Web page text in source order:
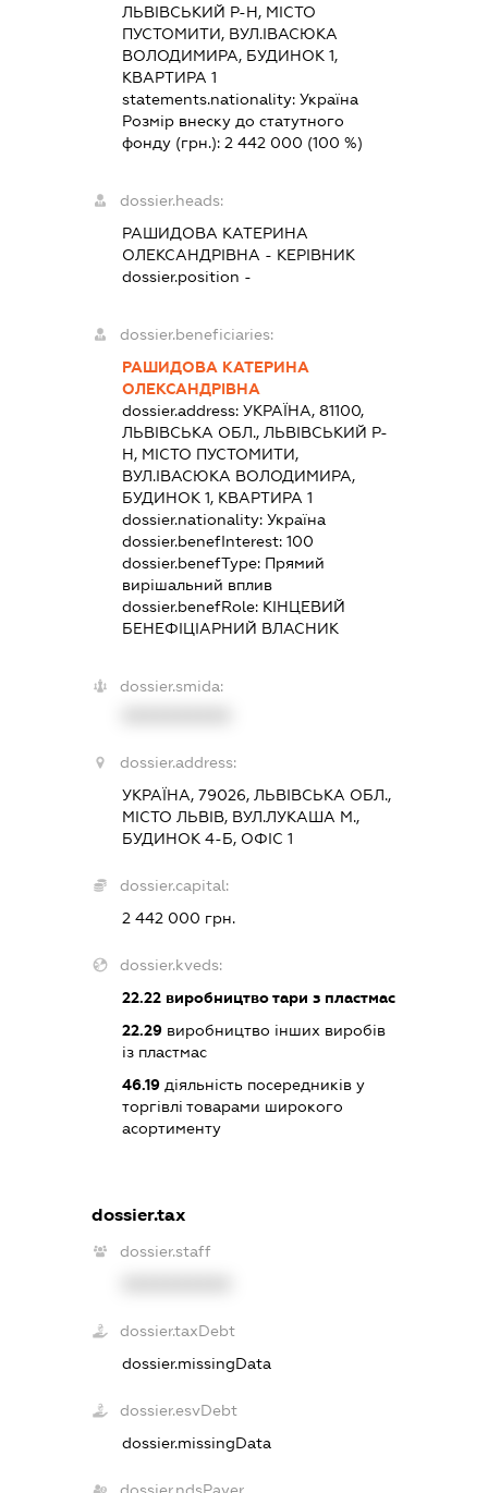
ЛЬВІВСЬКИЙ Р-Н, МІСТО
ПУСТОМИТИ, ВУЛ.ІВАСЮКА
ВОЛОДИМИРА, БУДИНОК 1,
КВАРТИРА 1
statements.nationality: Україна
Розмір внеску до статутного
фонду (грн.): 2 442 000 (100 %)
dossier.heads:
РАШИДОВА КАТЕРИНА
ОЛЕКСАНДРІВНА - КЕРІВНИК
dossier.position -
dossier.beneficiaries:
РАШИДОВА КАТЕРИНА
ОЛЕКСАНДРІВНА
dossier.address: УКРАЇНА, 81100,
ЛЬВІВСЬКА ОБЛ., ЛЬВІВСЬКИЙ Р-
Н, МІСТО ПУСТОМИТИ,
ВУЛ.ІВАСЮКА ВОЛОДИМИРА,
БУДИНОК 1, КВАРТИРА 1
dossier.nationality: Україна
dossier.benefInterest: 100
dossier.benefType: Прямий
вирішальний вплив
dossier.benefRole: КІНЦЕВИЙ
БЕНЕФІЦІАРНИЙ ВЛАСНИК
dossier.smida:
dossier.address:
УКРАЇНА, 79026, ЛЬВІВСЬКА ОБЛ.,
МІСТО ЛЬВІВ, ВУЛ.ЛУКАША М.,
БУДИНОК 4-Б, ОФІС 1
dossier.capital:
2 442 000 грн.
dossier.kveds:
22.22виробництво тари з пластмас
22.29виробництво інших виробів
із пластмас
46.19діяльність посередників у
торгівлі товарами широкого
асортименту
dossier.tax
dossier.staff
dossier.taxDebt
dossier.missingData
dossier.esvDebt
dossier.missingData